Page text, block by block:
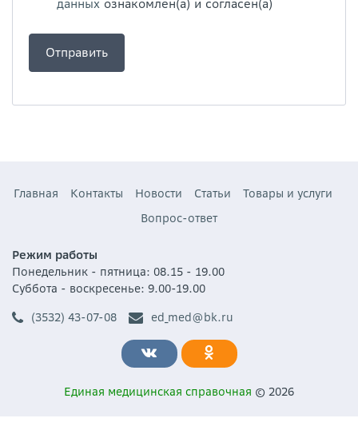
данных ознакомлен(а) и согласен(а)
Главная Контакты Новости Статьи
Товары и услуги
Вопрос-ответ
Режим работы
Понедельник - пятница: 08.15 - 19.00
Суббота - воскресенье: 9.00-19.00
(3532) 43-07-08
ed_med@bk.ru
Единая медицинская справочная © 2026